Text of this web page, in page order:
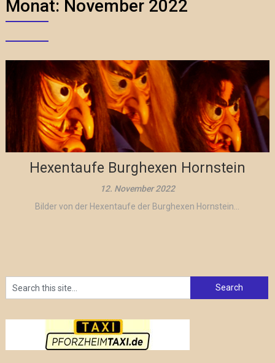
Monat: November 2022
Hexentaufe Burghexen Hornstein
12. November 2022
Bilder von der Hexentaufe der Burghexen Hornstein...